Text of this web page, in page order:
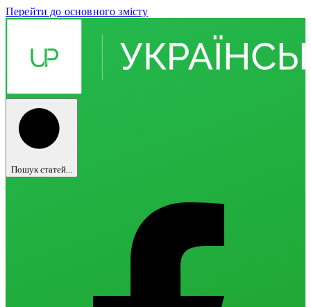
Перейти до основного змісту
Пошук статей...